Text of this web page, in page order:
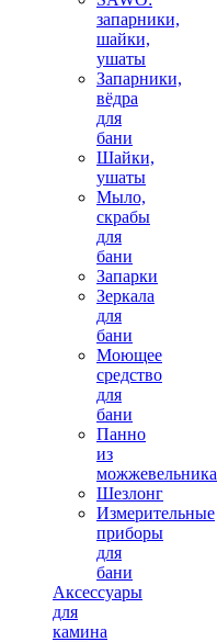
запарники,
шайки,
ушаты
Запарники,
вёдра
для
бани
Шайки,
ушаты
Мыло,
скрабы
для
бани
Запарки
Зеркала
для
бани
Моющее
средство
для
бани
Панно
из
можжевельника
Шезлонг
Измерительные
приборы
для
бани
Аксессуары
для
камина